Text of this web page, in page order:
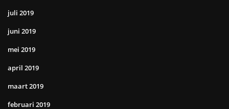
juli 2019
juni 2019
mei 2019
april 2019
maart 2019
februari 2019